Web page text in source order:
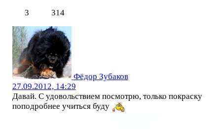
3
314
Фёдор Зубаков
27.09.2012, 14:29
Давай. С удовольствием посмотрю, только покраску
поподробнее учиться буду